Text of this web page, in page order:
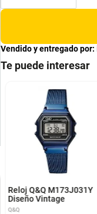
Vendido y entregado por:
Te puede interesar
Reloj Q&Q M173J031Y
Diseño Vintage
Q&Q